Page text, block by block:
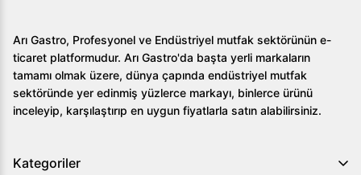
Arı Gastro, Profesyonel ve Endüstriyel mutfak sektörünün e-
ticaret platformudur. Arı Gastro'da başta yerli markaların
tamamı olmak üzere, dünya çapında endüstriyel mutfak
sektöründe yer edinmiş yüzlerce markayı, binlerce ürünü
inceleyip, karşılaştırıp en uygun fiyatlarla satın alabilirsiniz.
Kategoriler